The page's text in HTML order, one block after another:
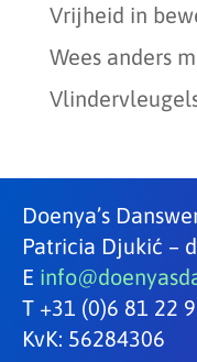
Vrijheid in
Wees anders
Doenya’s
Patricia Djukić –
E
T +31 (0)6 81 22
KvK: 56284306